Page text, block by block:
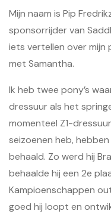
Mijn naam is Pip
sponsorrijder van
iets vertellen over mijn
met Samantha.
Ik heb twee pony’s
dressuur als het
momenteel Z1-
seizoenen heb,
behaald. Zo werd hij
behaalde hij een 2e
Kampioenschappen
goed hij loopt en